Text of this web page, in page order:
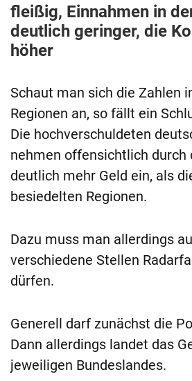
fleißig, Einnahmen in
deutlich geringer, die
höher
Schaut man sich die Zahlen
Regionen an, so fällt ein
Die hochverschuldeten
nehmen offensichtlich durch
deutlich mehr Geld ein, als
besiedelten Regionen.
Dazu muss man allerdings
verschiedene Stellen
dürfen.
Generell darf zunächst die
Dann allerdings landet das
jeweiligen Bundeslandes.